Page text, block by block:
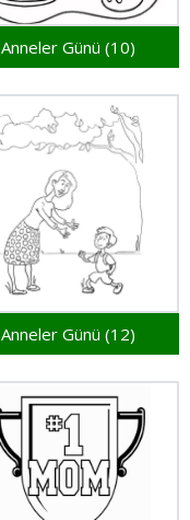
Anneler Günü (10)
Anneler Günü (12)